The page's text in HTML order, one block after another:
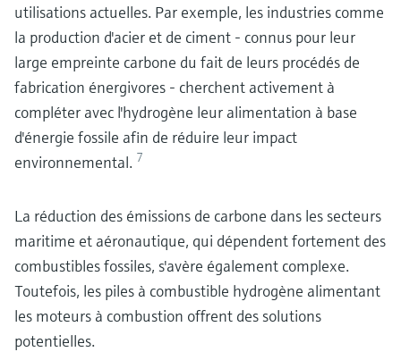
utilisations actuelles. Par exemple, les industries comme
la production d'acier et de ciment - connus pour leur
large empreinte carbone du fait de leurs procédés de
fabrication énergivores - cherchent activement à
compléter avec l'hydrogène leur alimentation à base
d'énergie fossile afin de réduire leur impact
environnemental. 7
La réduction des émissions de carbone dans les secteurs
maritime et aéronautique, qui dépendent fortement des
combustibles fossiles, s'avère également complexe.
Toutefois, les piles à combustible hydrogène alimentant
les moteurs à combustion offrent des solutions
potentielles.